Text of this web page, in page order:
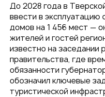
До 2028 года в
ввести в
домов на 1 456 мест —
жителей и гостей
известно на заседании
правительства, где
обязанности
обозначил ключевые
туристической